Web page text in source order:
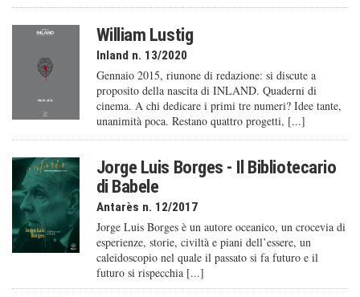
William Lustig
Inland n. 13/2020
Gennaio 2015, riunone di redazione: si discute a
proposito della nascita di INLAND. Quaderni di
cinema. A chi dedicare i primi tre numeri? Idee tante,
unanimità poca. Restano quattro progetti, [...]
Jorge Luis Borges - Il Bibliotecario
di Babele
Antarès n. 12/2017
Jorge Luis Borges è un autore oceanico, un crocevia di
esperienze, storie, civiltà e piani dell’essere, un
caleido­scopio nel quale il passato si fa futuro e il
futuro si rispecchia [...]